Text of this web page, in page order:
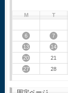
M
T
6
7
13
14
20
21
27
28